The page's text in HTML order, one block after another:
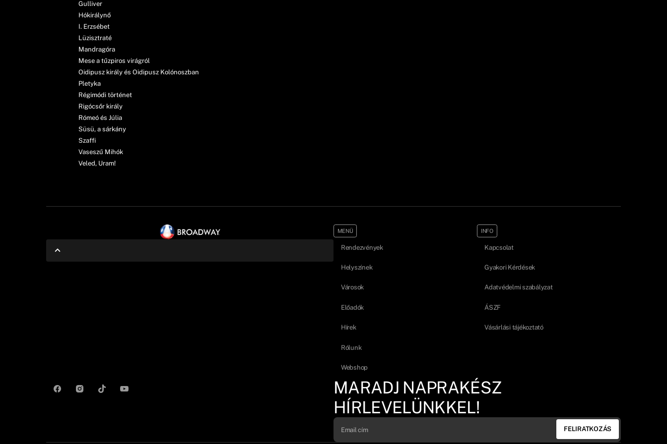
Gulliver
Hókirálynő
I. Erzsébet
Lüzisztraté
Mandragóra
Mese a tűzpiros virágról
Oidipusz király és Oidipusz Kolónoszban
Pletyka
Régimódi történet
Rigócsőr király
Rómeó és Júlia
Süsü, a sárkány
Szaffi
Vaseszű Mihók
Veled, Uram!
MENÜ
Rendezvények
Helyszínek
Városok
Előadók
Hírek
Rólunk
Webshop
INFO
Kapcsolat
Gyakori Kérdések
Adatvédelmi szabályzat
ÁSZF
Vásárlási tájékoztató
MARADJ NAPRAKÉSZ
HÍRLEVELÜNKKEL!
FELIRATKOZÁS